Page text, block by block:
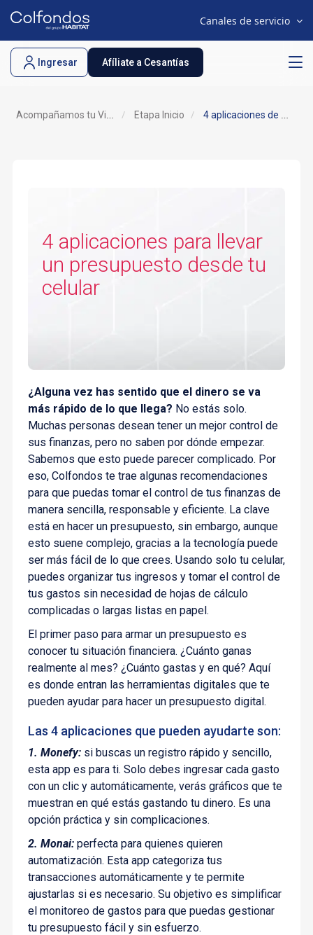
Canales de servicio
Afíliate a Cesantías
Ingresar
Acompañamos tu Vida Etapa Inicio 4 aplicaciones de presupuesto en tu celular
4 aplicaciones para llevar
un presupuesto desde tu
celular
¿Alguna vez has sentido que el dinero se va
más rápido de lo que llega? No estás solo.
Muchas personas desean tener un mejor control de
sus finanzas, pero no saben por dónde empezar.
Sabemos que esto puede parecer complicado. Por
eso, Colfondos te trae algunas recomendaciones
para que puedas tomar el control de tus finanzas de
manera sencilla, responsable y eficiente. La clave
está en hacer un presupuesto, sin embargo, aunque
esto suene complejo, gracias a la tecnología puede
ser más fácil de lo que crees. Usando solo tu celular,
puedes organizar tus ingresos y tomar el control de
tus gastos sin necesidad de hojas de cálculo
complicadas o largas listas en papel.
El primer paso para armar un presupuesto es
conocer tu situación financiera. ¿Cuánto ganas
realmente al mes? ¿Cuánto gastas y en qué? Aquí
es donde entran las herramientas digitales que te
pueden ayudar para hacer un presupuesto digital.
Las 4 aplicaciones que pueden ayudarte son:
1. Monefy:si buscas un registro rápido y sencillo,
esta app es para ti. Solo debes ingresar cada gasto
con un clic y automáticamente, verás gráficos que te
muestran en qué estás gastando tu dinero. Es una
opción práctica y sin complicaciones.
2. Monai:perfecta para quienes quieren
automatización. Esta app categoriza tus
transacciones automáticamente y te permite
ajustarlas si es necesario. Su objetivo es simplificar
el monitoreo de gastos para que puedas gestionar
tu presupuesto fácil y sin esfuerzo.